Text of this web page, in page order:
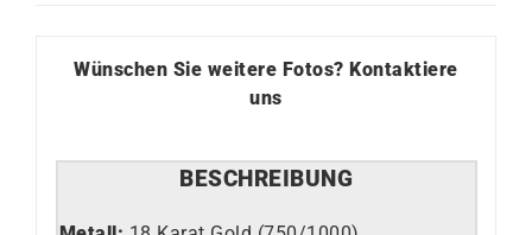
Wünschen Sie weitere Fotos?Kontaktiere
uns
BESCHREIBUNG